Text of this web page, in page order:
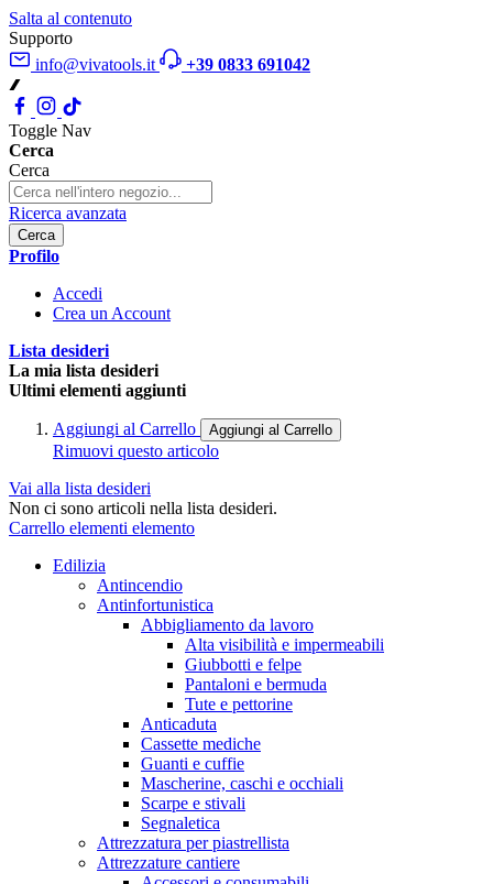
Salta al contenuto
Supporto
info@vivatools.it
+39 0833 691042
Toggle Nav
Cerca
Cerca
Ricerca avanzata
Cerca
Profilo
Accedi
Crea un Account
Lista desideri
La mia lista desideri
Ultimi elementi aggiunti
Aggiungi al Carrello Aggiungi al Carrello
Rimuovi questo articolo
Vai alla lista desideri
Non ci sono articoli nella lista desideri.
Carrello elementi elemento
Edilizia
Antincendio
Antinfortunistica
Abbigliamento da lavoro
Alta visibilità e impermeabili
Giubbotti e felpe
Pantaloni e bermuda
Tute e pettorine
Anticaduta
Cassette mediche
Guanti e cuffie
Mascherine, caschi e occhiali
Scarpe e stivali
Segnaletica
Attrezzatura per piastrellista
Attrezzature cantiere